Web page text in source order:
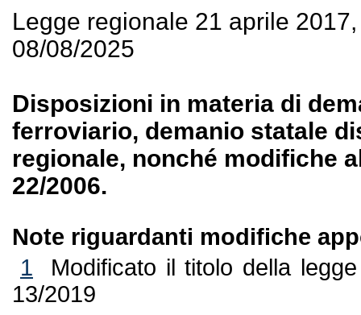
Legge regionale 21 aprile
08/08/2025
Disposizioni in materia di
ferroviario, demanio statale
regionale, nonché modifiche
22/2006.
Note riguardanti modifiche
1
Modificato il titolo della
13/2019